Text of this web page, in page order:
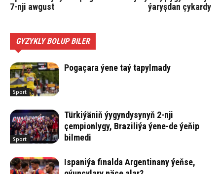
7-nji awgust
ýaryşdan çykardy
GYZYKLY BOLUP BILER
Sport
Pogaçara ýene taý tapylmady
Sport
Türkiýäniň ýygyndysynyň 2-nji
çempionlygy, Braziliýa ýene-de ýeňip
bilmedi
Ispaniýa finalda Argentinany ýeňse,